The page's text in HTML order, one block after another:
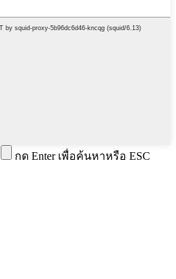
กด Enter เพื่อค้นหาหรือ ESC